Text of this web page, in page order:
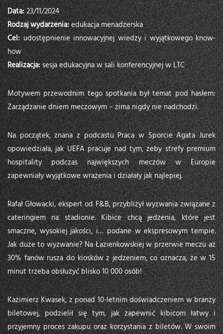
Data:23/11/2024
Rodzajwydarzenia:edukacja menadżerska
Cel:udostępnienie innowacyjnej wiedzy i wyjątkowego know-
how
Realizacja:sesja edukacyjna w sali konferencyjnej w LTC
Motywem przewodnim tego spotkania był temat pod hasłem:
Zarządzanie dniem meczowym – zima nigdy nie nadchodzi.
Na początek, znana z podcastu Praca w Sporcie Agata Jurek
opowiedziała, jak UEFA pracuje nad tym, żeby strefy premium
hospitality podczas największych meczów w Europie
zapewniały wyjątkowe wrażenia i działały jak najlepiej.
Rafał Głowacki, ekspert od F&B, przybliżył wyzwania związane z
cateringiem na stadionie. Kibice chcą jedzenia, które jest
smaczne, wysokiej jakości, i… podane w ekspresowym tempie.
Jak duże to wyzwanie? Na Łazienkowskiej w przerwie meczu aż
30% fanów rusza do kiosków z jedzeniem, co oznacza, że w 15
minut trzeba obsłużyć blisko 10 000 osób!
Kazimierz Kwasek, z ponad 10-letnim doświadczeniem w branży
biletowej, podzielił się tym, jak zapewnić kibicom łatwy i
przyjemny proces zakupu oraz korzystania z biletów. W swoim